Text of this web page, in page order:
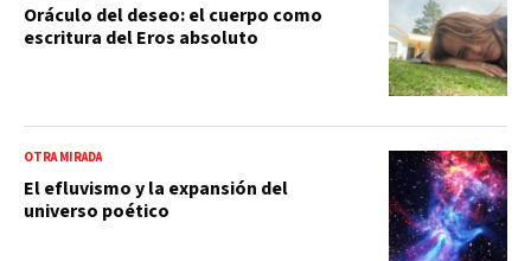
Oráculo del deseo: el cuerpo como
escritura del Eros absoluto
OTRA MIRADA
El efluvismo y la expansión del
universo poético